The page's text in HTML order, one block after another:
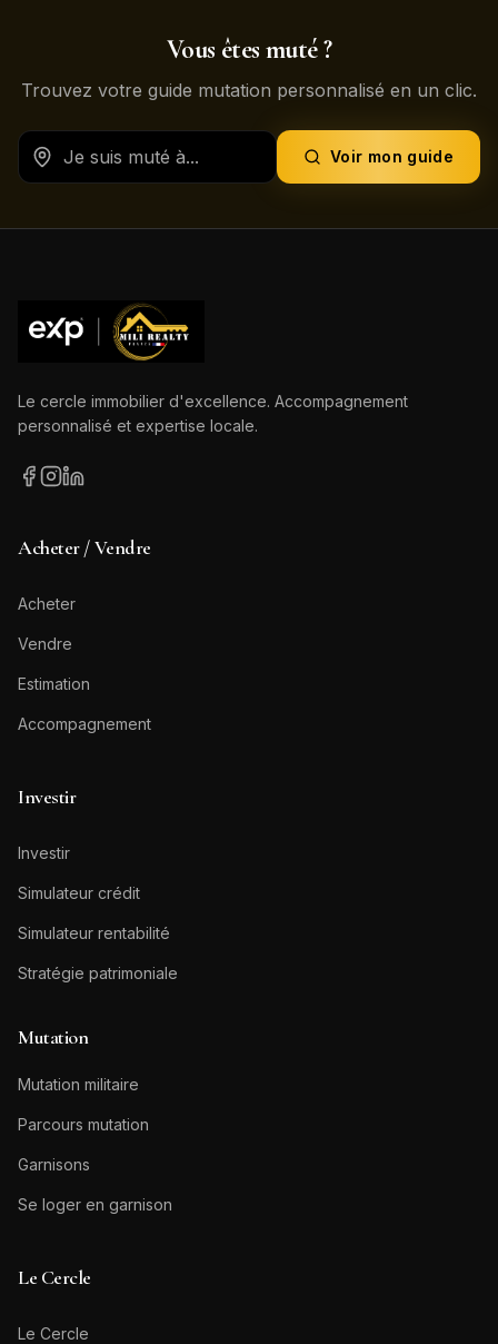
Vous êtes muté ?
Trouvez votre guide mutation personnalisé en un clic.
Voir mon guide
Le cercle immobilier d'excellence. Accompagnement
personnalisé et expertise locale.
Acheter / Vendre
Acheter
Vendre
Estimation
Accompagnement
Investir
Investir
Simulateur crédit
Simulateur rentabilité
Stratégie patrimoniale
Mutation
Mutation militaire
Parcours mutation
Garnisons
Se loger en garnison
Le Cercle
Le Cercle